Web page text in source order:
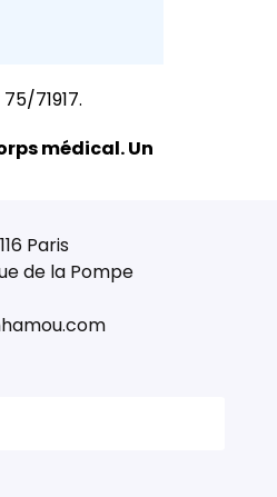
71917.
médical.Un
Paris
de la Pompe